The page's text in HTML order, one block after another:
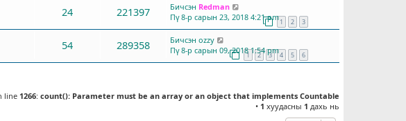
1 2 3
24 221397 Бичсэн Redman
Пү 8-р сарын 23, 2018 4:21 pm
1 2 3 4 5 6
54 289358 Бичсэн ozzy
Пү 8-р сарын 09, 2018 1:54 pm
line 1266: count(): Parameter must be an array or an object that implements Countable
• 1 хуудасны 1 дахь нь